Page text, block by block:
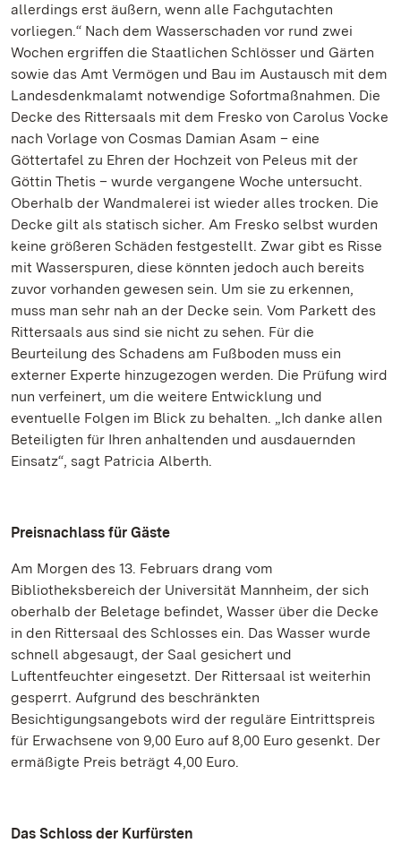
allerdings erst äußern, wenn alle Fachgutachten
vorliegen.“ Nach dem Wasserschaden vor rund zwei
Wochen ergriffen die Staatlichen Schlösser und Gärten
sowie das Amt Vermögen und Bau im Austausch mit dem
Landesdenkmalamt notwendige Sofortmaßnahmen. Die
Decke des Rittersaals mit dem Fresko von Carolus Vocke
nach Vorlage von Cosmas Damian Asam – eine
Göttertafel zu Ehren der Hochzeit von Peleus mit der
Göttin Thetis – wurde vergangene Woche untersucht.
Oberhalb der Wandmalerei ist wieder alles trocken. Die
Decke gilt als statisch sicher. Am Fresko selbst wurden
keine größeren Schäden festgestellt. Zwar gibt es Risse
mit Wasserspuren, diese könnten jedoch auch bereits
zuvor vorhanden gewesen sein. Um sie zu erkennen,
muss man sehr nah an der Decke sein. Vom Parkett des
Rittersaals aus sind sie nicht zu sehen. Für die
Beurteilung des Schadens am Fußboden muss ein
externer Experte hinzugezogen werden. Die Prüfung wird
nun verfeinert, um die weitere Entwicklung und
eventuelle Folgen im Blick zu behalten. „Ich danke allen
Beteiligten für Ihren anhaltenden und ausdauernden
Einsatz“, sagt Patricia Alberth.
Preisnachlass für Gäste
Am Morgen des 13. Februars drang vom
Bibliotheksbereich der Universität Mannheim, der sich
oberhalb der Beletage befindet, Wasser über die Decke
in den Rittersaal des Schlosses ein. Das Wasser wurde
schnell abgesaugt, der Saal gesichert und
Luftentfeuchter eingesetzt. Der Rittersaal ist weiterhin
gesperrt. Aufgrund des beschränkten
Besichtigungsangebots wird der reguläre Eintrittspreis
für Erwachsene von 9,00 Euro auf 8,00 Euro gesenkt. Der
ermäßigte Preis beträgt 4,00 Euro.
Das Schloss der Kurfürsten